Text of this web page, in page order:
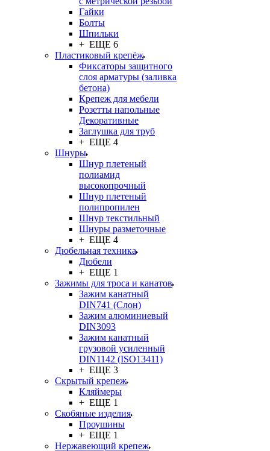
Гайки
Болты
Шпильки
+ ЕЩЕ 6
Пластиковый крепёж
Фиксаторы защитного
слоя арматуры (заливка
бетона)
Крепеж для мебели
Розетты напольные
Декоративные
Заглушка для труб
+ ЕЩЕ 4
Шнуры
Шнур плетеный
полиамид
высокопрочный
Шнур плетеный
полипропилен
Шнур текстильный
Шнуры разметочные
+ ЕЩЕ 4
Дюбельная техника
Дюбели
+ ЕЩЕ 1
Зажимы для троса и канатов
Зажим канатный
DIN741 (Cлон)
Зажим алюминиевый
DIN3093
Зажим канатный
грузовой усиленный
DIN1142 (ISO13411)
+ ЕЩЕ 3
Скрытый крепеж
Кляймеры
+ ЕЩЕ 1
Скобяные изделия
Проушины
+ ЕЩЕ 1
Нержавеющий крепеж